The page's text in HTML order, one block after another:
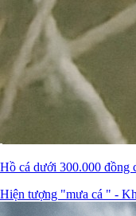
Hồ cá dưới 300.000 đồng
Hiện tượng "mưa cá " -